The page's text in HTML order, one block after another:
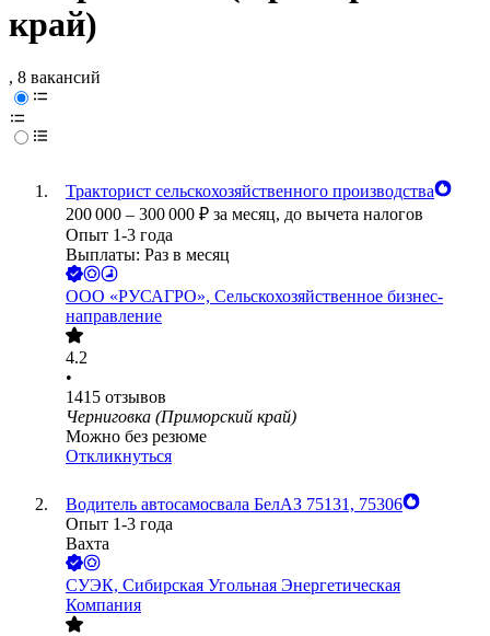
край)
, 8 вакансий
Тракторист сельскохозяйственного производства
200 000 – 300 000 ₽ за месяц, до вычета налогов
Опыт 1-3 года
Выплаты: Раз в месяц
ООО «РУСАГРО», Сельскохозяйственное бизнес-
направление
4.2
•
1415 отзывов
Черниговка (Приморский край)
Можно без резюме
Откликнуться
Водитель автосамосвала БелАЗ 75131, 75306
Опыт 1-3 года
Вахта
СУЭК, Сибирская Угольная Энергетическая
Компания